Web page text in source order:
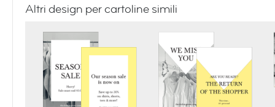
Altri design per cartoline simili